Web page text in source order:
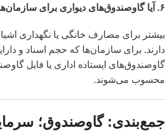
۶. آیا گاوصندوق‌های دیواری برای سازمان‌ها کاربردی هستند؟
بیشتر برای مصارف خانگی یا نگهداری
دارند. برای سازمان‌ها که حجم اسناد و
گاوصندوق‌های ایستاده اداری یا فایل
محسوب می‌شوند.
جمع‌بندی: گاوصندوق؛